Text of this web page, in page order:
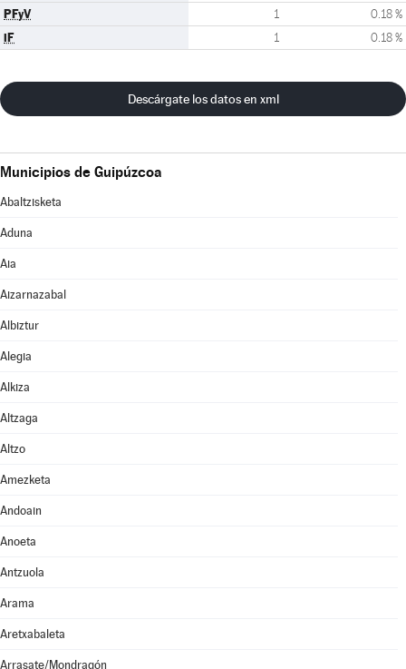
PFyV 1 0.18 %
iF 1 0.18 %
Descárgate los datos en xml
Municipios de Guipúzcoa
Abaltzisketa
Aduna
Aia
Aizarnazabal
Albiztur
Alegia
Alkiza
Altzaga
Altzo
Amezketa
Andoain
Anoeta
Antzuola
Arama
Aretxabaleta
Arrasate/Mondragón